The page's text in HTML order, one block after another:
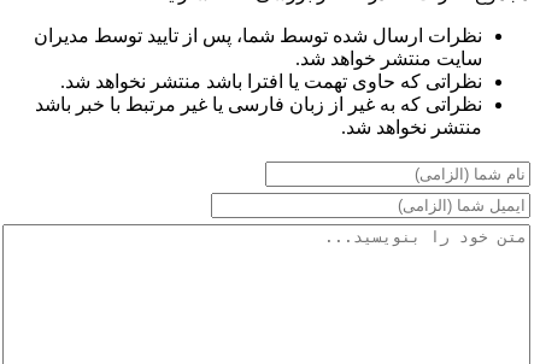
نظرات ارسال شده توسط شما، پس از تایید توسط مدیران
سایت منتشر خواهد شد.
نظراتی که حاوی تهمت یا افترا باشد منتشر نخواهد شد.
نظراتی که به غیر از زبان فارسی یا غیر مرتبط با خبر باشد
منتشر نخواهد شد.